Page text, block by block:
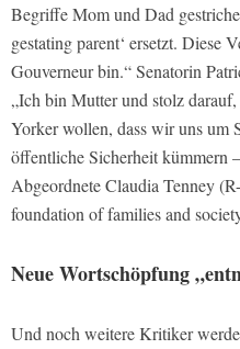
Begriffe Mom und Dad
gestating parent‘ ersetzt. Diese
Gouverneur bin.“ Senatorin
„Ich bin Mutter und stolz
Yorker wollen, dass wir uns um
öffentliche Sicherheit kümmern
Abgeordnete Claudia Tenney
foundation of families and
Neue Wortschöpfung
Und noch weitere Kritiker